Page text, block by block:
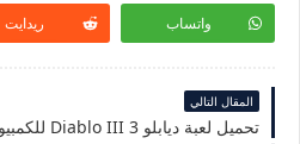
واتساب ريدايت
المقال التالي
تحميل لعبة ديابلو 3 Diablo III للكمبيوتر مجانا 2022